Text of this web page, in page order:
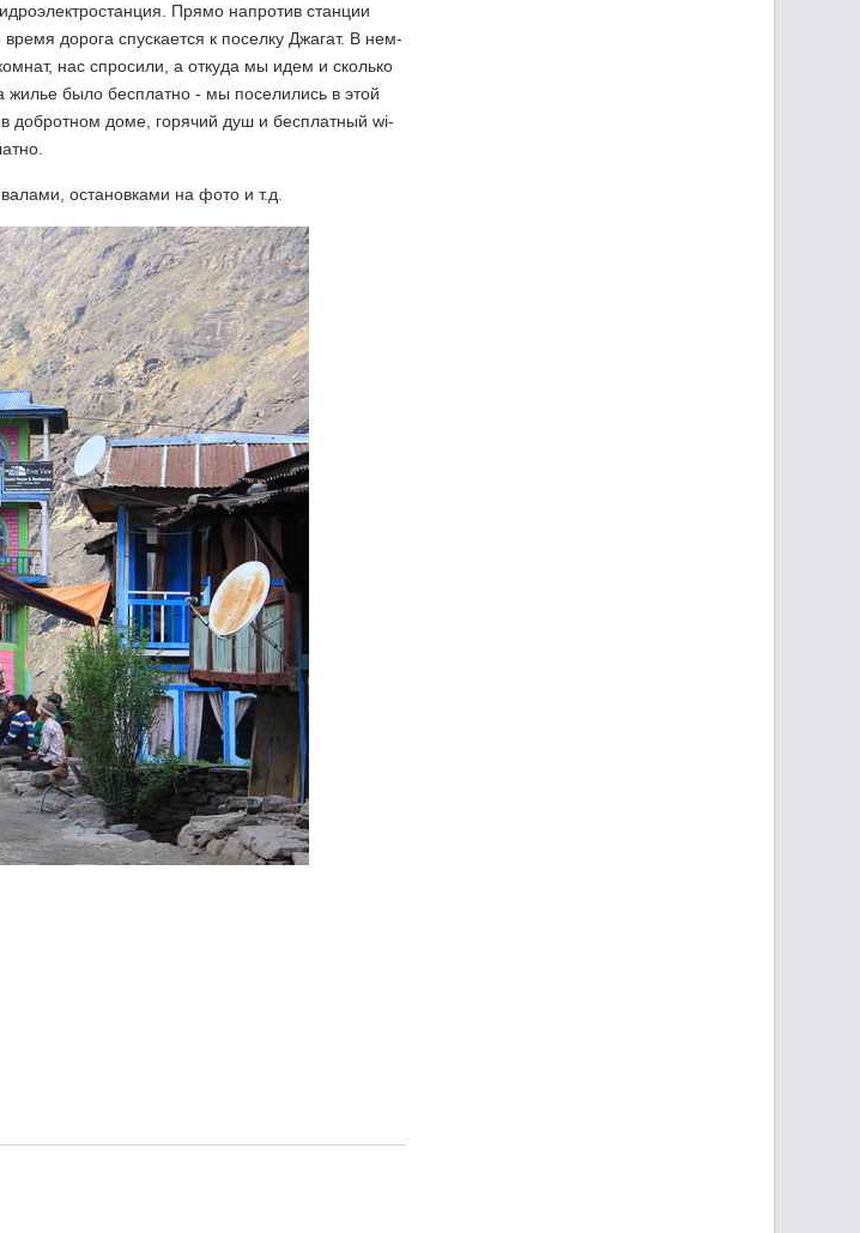
Прямо напротив станции
дорога спускается к поселку Джагат. В нем-
нас спросили, а откуда мы идем и сколько
было бесплатно - мы поселились в этой
добротном доме, горячий душ и бесплатный wi-
остановками на фото и т.д.